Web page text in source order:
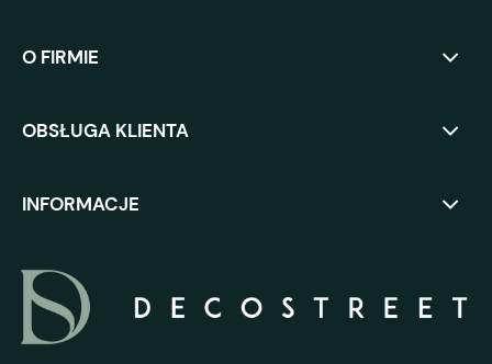
O FIRMIE
OBSŁUGA KLIENTA
INFORMACJE